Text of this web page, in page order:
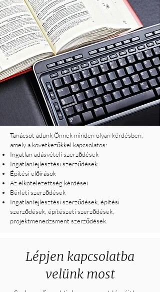
Tanácsot adunk Önnek minden olyan kérdésben,
amely a következőkkel kapcsolatos:
Ingatlan adásvételi szerződések
Ingatlanfejlesztési szerződések
Építési előírások
Az elkötelezettség kérdései
Bérleti szerződések
Ingatlanfejlesztési szerződések, építési
szerződések, építészeti szerződések,
projektmenedzsment szerződések
Lépjen kapcsolatba
velünk most